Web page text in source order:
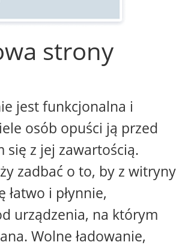
strony
jest funkcjonalna i
osób opuści ją przed
się z jej zawartością.
zadbać o to, by z witryny
łatwo i płynnie,
urządzenia, na którym
Wolne ładowanie,